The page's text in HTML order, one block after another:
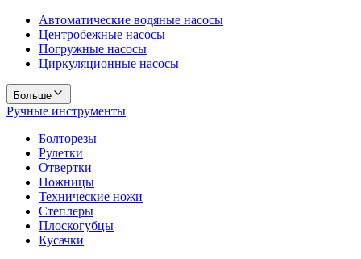
Автоматические водяные насосы
Центробежные насосы
Погружные насосы
Циркуляционные насосы
Больше
Ручные инструменты
Болторезы
Рулетки
Отвертки
Ножницы
Технические ножи
Степлеры
Плоскогубцы
Кусачки